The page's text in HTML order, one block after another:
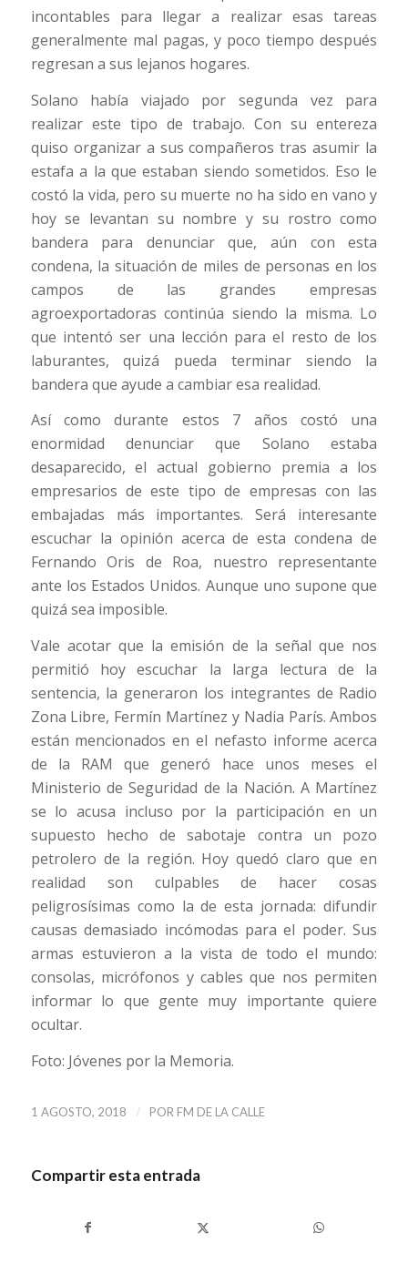
incontables para llegar a realizar esas tareas
generalmente mal pagas, y poco tiempo después
regresan a sus lejanos hogares.
Solano había viajado por segunda vez para
realizar este tipo de trabajo. Con su entereza
quiso organizar a sus compañeros tras asumir la
estafa a la que estaban siendo sometidos. Eso le
costó la vida, pero su muerte no ha sido en vano y
hoy se levantan su nombre y su rostro como
bandera para denunciar que, aún con esta
condena, la situación de miles de personas en los
campos de las grandes empresas
agroexportadoras continúa siendo la misma. Lo
que intentó ser una lección para el resto de los
laburantes, quizá pueda terminar siendo la
bandera que ayude a cambiar esa realidad.
Así como durante estos 7 años costó una
enormidad denunciar que Solano estaba
desaparecido, el actual gobierno premia a los
empresarios de este tipo de empresas con las
embajadas más importantes. Será interesante
escuchar la opinión acerca de esta condena de
Fernando Oris de Roa, nuestro representante
ante los Estados Unidos. Aunque uno supone que
quizá sea imposible.
Vale acotar que la emisión de la señal que nos
permitió hoy escuchar la larga lectura de la
sentencia, la generaron los integrantes de Radio
Zona Libre, Fermín Martínez y Nadia París. Ambos
están mencionados en el nefasto informe acerca
de la RAM que generó hace unos meses el
Ministerio de Seguridad de la Nación. A Martínez
se lo acusa incluso por la participación en un
supuesto hecho de sabotaje contra un pozo
petrolero de la región. Hoy quedó claro que en
realidad son culpables de hacer cosas
peligrosísimas como la de esta jornada: difundir
causas demasiado incómodas para el poder. Sus
armas estuvieron a la vista de todo el mundo:
consolas, micrófonos y cables que nos permiten
informar lo que gente muy importante quiere
ocultar.
Foto: Jóvenes por la Memoria.
1 AGOSTO, 2018 / POR FM DE LA CALLE
Compartir esta entrada